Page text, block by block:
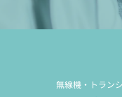
無線機・トラン